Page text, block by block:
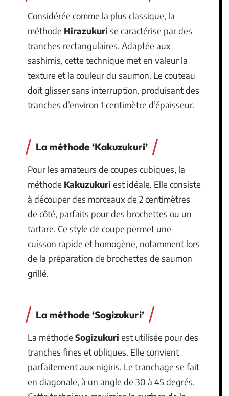
Considérée comme la plus classique, la
méthode Hirazukuri se caractérise par des
tranches rectangulaires. Adaptée aux
sashimis, cette technique met en valeur la
texture et la couleur du saumon. Le couteau
doit glisser sans interruption, produisant des
tranches d’environ 1 centimètre d’épaisseur.
La méthode ‘Kakuzukuri’
Pour les amateurs de coupes cubiques, la
méthode Kakuzukuri est idéale. Elle consiste
à découper des morceaux de 2 centimètres
de côté, parfaits pour des brochettes ou un
tartare. Ce style de coupe permet une
cuisson rapide et homogène, notamment lors
de la préparation de brochettes de saumon
grillé.
La méthode ‘Sogizukuri’
La méthode Sogizukuri est utilisée pour des
tranches fines et obliques. Elle convient
parfaitement aux nigiris. Le tranchage se fait
en diagonale, à un angle de 30 à 45 degrés.